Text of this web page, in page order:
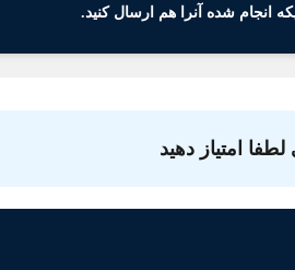
انجام شده آنرا هم ارسال کنید.
امتیاز دهید